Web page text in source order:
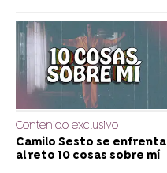
Contenido exclusivo
Camilo Sesto se enfrenta
al reto 10 cosas sobre mí